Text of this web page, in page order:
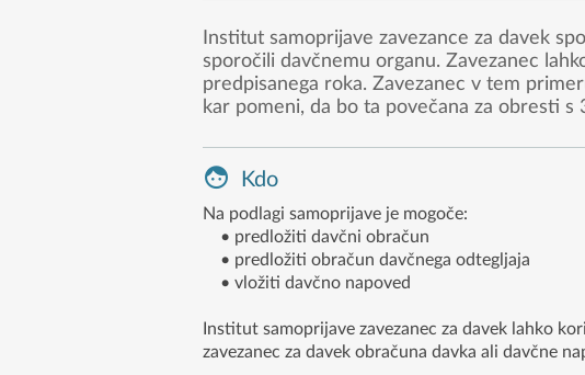
Institut samoprijave zavezance za davek
sporočili davčnemu organu. Zavezanec
predpisanega roka. Zavezanec v tem
kar pomeni, da bo ta povečana za obresti s
Kdo
Na podlagi samoprijave je mogoče:
• predložiti davčni obračun
• predložiti obračun davčnega odtegljaja
• vložiti davčno napoved
Institut samoprijave zavezanec za davek lahko
zavezanec za davek obračuna davka ali davčne